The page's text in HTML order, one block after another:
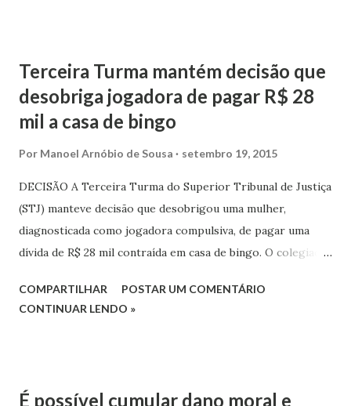
Terceira Turma mantém decisão que
desobriga jogadora de pagar R$ 28
mil a casa de bingo
Por Manoel Arnóbio de Sousa setembro 19, 2015
DECISÃO A Terceira Turma do Superior Tribunal de Justiça
(STJ) manteve decisão que desobrigou uma mulher,
diagnosticada como jogadora compulsiva, de pagar uma
dívida de R$ 28 mil contraída em casa de bingo. O colegiado
autorizado por lei, as obrigações dele decorrentes
COMPARTILHAR
POSTAR UM COMENTÁRIO
CONTINUAR LENDO »
É possível cumular dano moral e